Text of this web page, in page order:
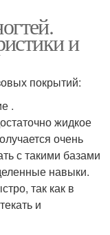
и
покрытий:
.
жидкое
очень
с такими базами
навыки.
так как в
и